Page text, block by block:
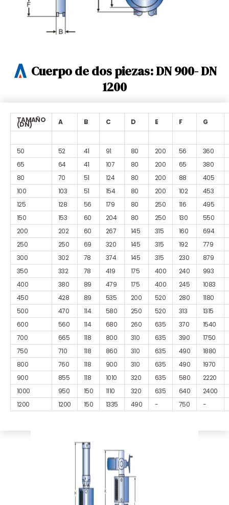
Cuerpo de dos piezas: DN 900- DN
1200
TAMAÑO
(DN) A B C D E F G
50 52 41 91 80 200 56
360
65
64 41 107 80 200 65
380
80
70 51 124 80 200 88
405
100
103 51 154 80 200 102
453
125
128 56 179 80 250 116
495
150
153 60 204 80 250 130
550
200
202 60 267 145 315 160
694
250
250 69 320 145 315 192
779
300
302 78 374 145 315 230
879
350
332 78 419 175 400 240
993
400
380 89 479 175 400 245
1083
450
428 89 535 200 520 280
1180
500
470 114 580 250 520 313
1315
600
560 114 680 260 635 370
1540
700
665 118 800 310 635 390
1750
750
710 118 860 310 635 490
1880
800
760 118 900 310 635 490
1970
900
855 118 1010 320 635 580
2220
1000
950 150 1110 320 635 640
2400
1200
1200 150 1335 490 - 750 -